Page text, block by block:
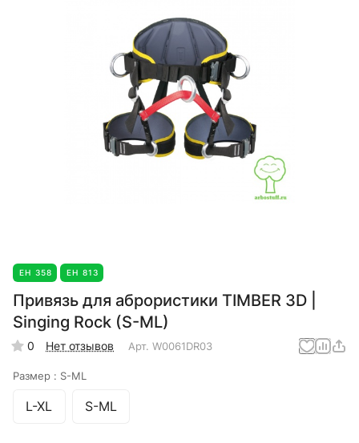
ЕН 358 ЕН 813
Привязь для аброристики TIMBER 3D |
Singing Rock (S-ML)
0 Нет отзывов Арт. W0061DR03
Размер : S-ML
L-XL S-ML